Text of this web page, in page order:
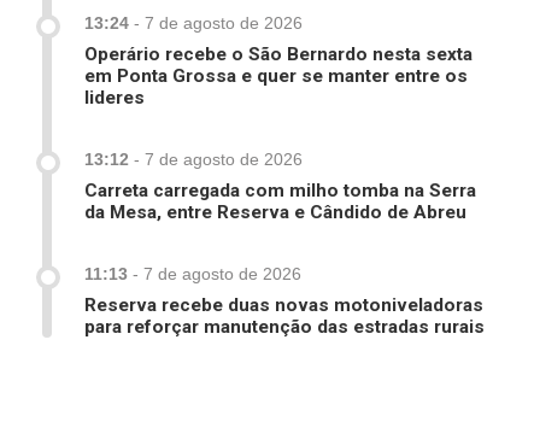
13:24 - 7 de agosto de 2026
Operário recebe o São Bernardo nesta sexta
em Ponta Grossa e quer se manter entre os
lideres
13:12 - 7 de agosto de 2026
Carreta carregada com milho tomba na Serra
da Mesa, entre Reserva e Cândido de Abreu
11:13 - 7 de agosto de 2026
Reserva recebe duas novas motoniveladoras
para reforçar manutenção das estradas rurais